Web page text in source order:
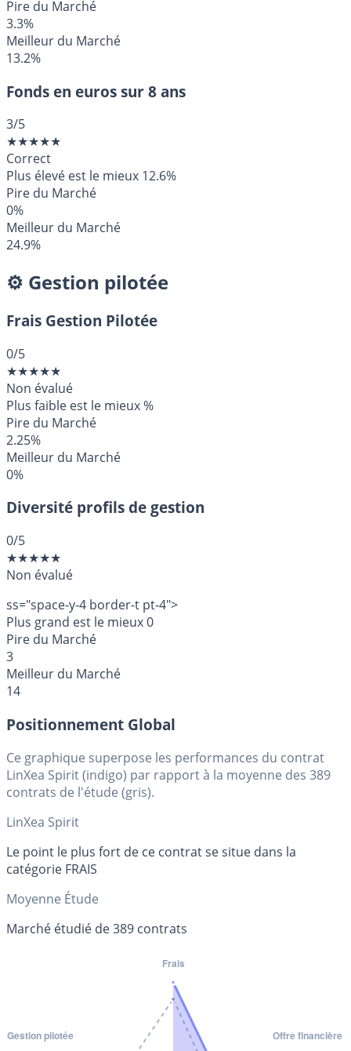
Pire du Marché
3.3%
Meilleur du Marché
13.2%
Fonds en euros sur 8 ans
3/5
★★★★★
Correct
Plus élevé est le mieux 12.6%
Pire du Marché
0%
Meilleur du Marché
24.9%
⚙️ Gestion pilotée
Frais Gestion Pilotée
0/5
★★★★★
Non évalué
Plus faible est le mieux%
Pire du Marché
2.25%
Meilleur du Marché
0%
Diversité profils de gestion
0/5
★★★★★
Non évalué
ss="space-y-4 border-t pt-4">
Plus grand est le mieux0
Pire du Marché
3
Meilleur du Marché
14
Positionnement Global
Ce graphique superpose les performances du contrat
LinXea Spirit (indigo) par rapport à la moyenne des 389
contrats de l'étude (gris).
LinXea Spirit
Le point le plus fort de ce contrat se situe dans la
catégorie FRAIS
Moyenne Étude
Marché étudié de 389 contrats